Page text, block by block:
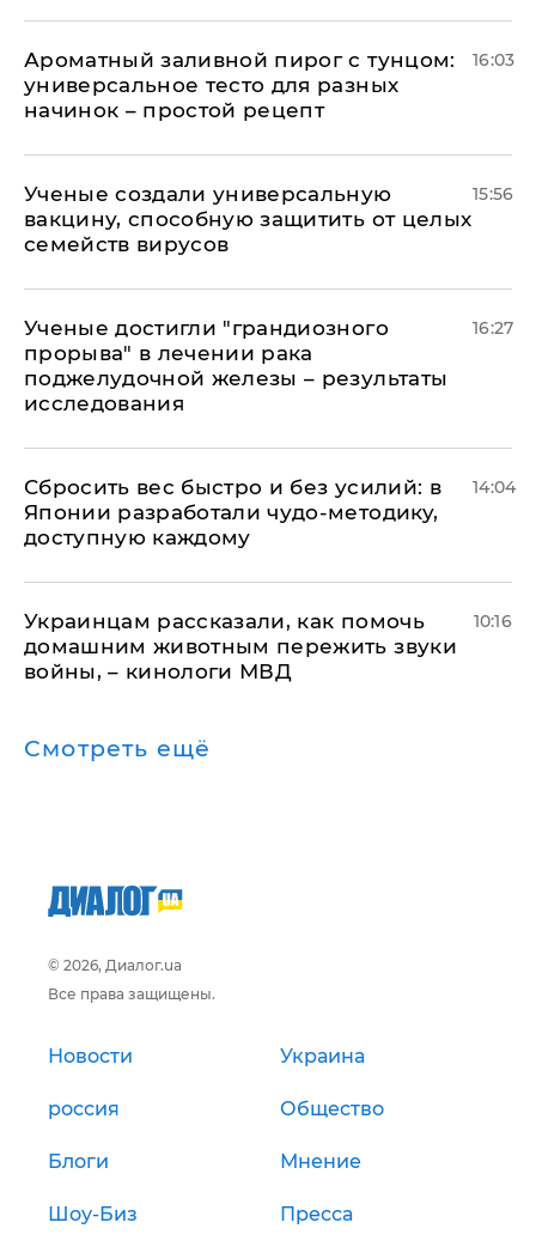
Ароматный заливной пирог с тунцом:
универсальное тесто для разных
начинок – простой рецепт
16:03
Ученые создали универсальную
вакцину, способную защитить от целых
семейств вирусов
15:56
Ученые достигли "грандиозного
прорыва" в лечении рака
поджелудочной железы – результаты
исследования
16:27
Сбросить вес быстро и без усилий: в
Японии разработали чудо-методику,
доступную каждому
14:04
Украинцам рассказали, как помочь
домашним животным пережить звуки
войны, – кинологи МВД
10:16
Смотреть ещё
© 2026, Диалог.ua
Все права защищены.
Новости Украина
россия Общество
Блоги Мнение
Шоу-Биз Пресса